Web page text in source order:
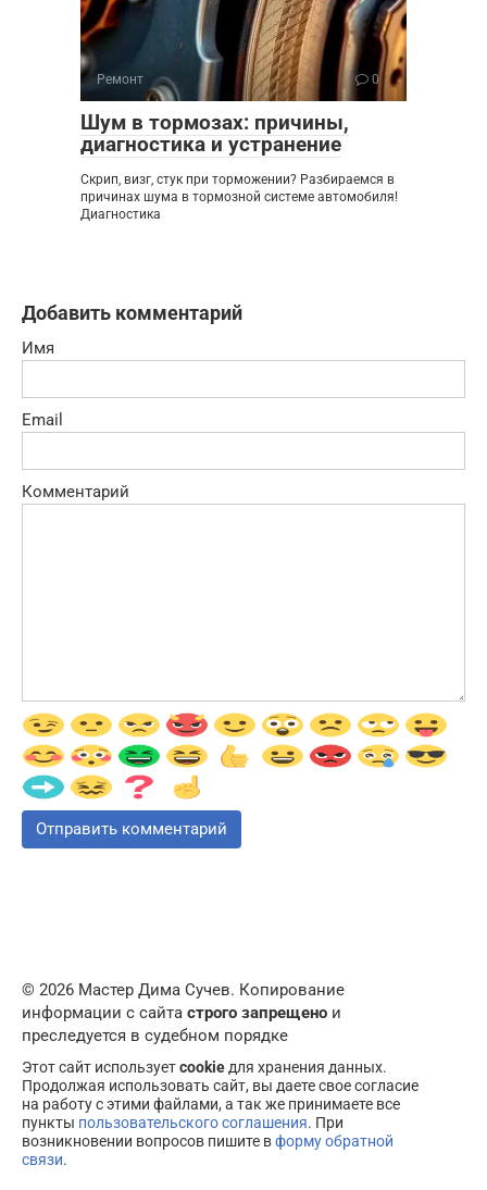
Ремонт 0
Шум в тормозах: причины,
диагностика и устранение
Скрип, визг, стук при торможении? Разбираемся в
причинах шума в тормозной системе автомобиля!
Диагностика
Добавить комментарий
Имя
Email
Комментарий
© 2026 Мастер Дима Сучев. Копирование
информации с сайта строго запрещено и
преследуется в судебном порядке
Этот сайт используетcookie для хранения данных.
Продолжая использовать сайт, вы даете свое согласие
на работу с этими файлами, а так же принимаете все
пункты пользовательского соглашения. При
возникновении вопросов пишите вформу обратной
связи.